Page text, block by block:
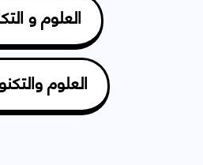
العلوم و
العلوم